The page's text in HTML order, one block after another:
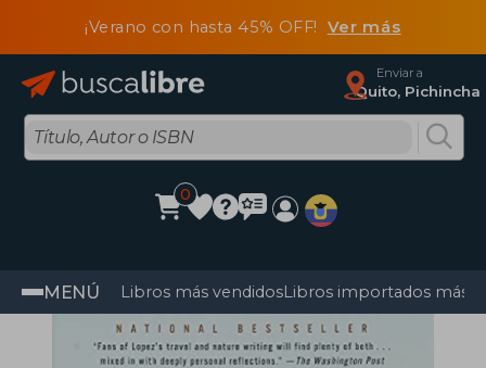
¡Verano con hasta 45% OFF! Ver más
Enviar a
Quito, Pichincha
0
MENÚ Libros más vendidosLibros importados más